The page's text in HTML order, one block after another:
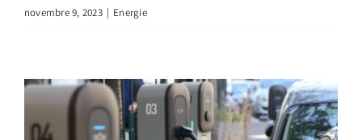
novembre 9, 2023 | Energie